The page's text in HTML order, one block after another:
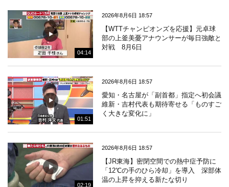
04:14
2026年8月6日 18:57
【WTTチャンピオンズを応援】元卓球
部の上釜美憂アナウンサーが毎日強敵と
対戦 8月6日
01:51
2026年8月6日 18:57
愛知・名古屋が「副首都」指定へ初会議
維新・吉村代表も期待寄せる「ものすご
く大きな変化に」
02:19
2026年8月6日 18:57
【JR東海】密閉空間での熱中症予防に
「12℃の手のひら冷却」を導入 深部体
温の上昇を抑える新たな切り